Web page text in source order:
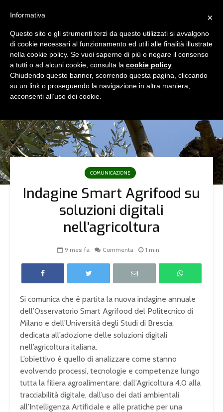
COMUNICAZIONE
Indagine Smart Agrifood su
soluzioni digitali
nell’agricoltura
9 mesi fa Commenta 1 min.
Si comunica che è partita la nuova indagine annuale
dell’Osservatorio Smart Agrifood del Politecnico di
Milano e dell’Università degli Studi di Brescia,
dedicata all’adozione delle soluzioni digitali
nell’agricoltura italiana.
L’obiettivo è quello di analizzare come stanno
evolvendo processi, tecnologie e competenze lungo
tutta la filiera agroalimentare: dall’Agricoltura 4.0 alla
tracciabilità digitale, dall’uso dei dati ambientali
all’Intelligenza Artificiale e alle pratiche per una
×
Informativa
Questo sito o gli strumenti terzi da questo utilizzati si avvalgono
di cookie necessari al funzionamento ed utili alle finalità illustrate
nella cookie policy. Se vuoi saperne di più o negare il consenso
a tutti o ad alcuni cookie, consulta la cookie policy
Chiudendo questo banner, scorrendo questa pagina, cliccando
su un link o proseguendo la navigazione in altra maniera,
acconsenti all’uso dei cookie.